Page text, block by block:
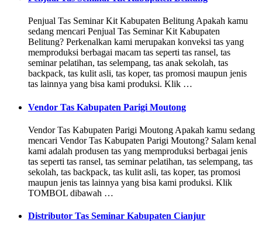
Penjual Tas Seminar Kit Kabupaten Belitung Apakah kamu
sedang mencari Penjual Tas Seminar Kit Kabupaten
Belitung? Perkenalkan kami merupakan konveksi tas yang
memproduksi berbagai macam tas seperti tas ransel, tas
seminar pelatihan, tas selempang, tas anak sekolah, tas
backpack, tas kulit asli, tas koper, tas promosi maupun jenis
tas lainnya yang bisa kami produksi. Klik …
Vendor Tas Kabupaten Parigi Moutong
Vendor Tas Kabupaten Parigi Moutong Apakah kamu sedang
mencari Vendor Tas Kabupaten Parigi Moutong? Salam kenal
kami adalah produsen tas yang memproduksi berbagai jenis
tas seperti tas ransel, tas seminar pelatihan, tas selempang, tas
sekolah, tas backpack, tas kulit asli, tas koper, tas promosi
maupun jenis tas lainnya yang bisa kami produksi. Klik
TOMBOL dibawah …
Distributor Tas Seminar Kabupaten Cianjur